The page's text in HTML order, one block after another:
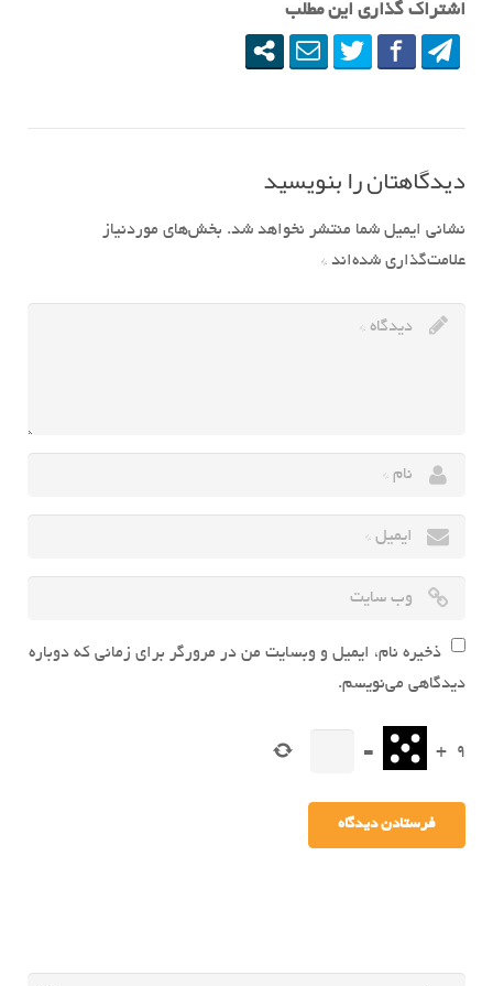
اشتراک گذاری این مطلب
دیدگاهتان را بنویسید
نشانی ایمیل شما منتشر نخواهد شد. بخش‌های موردنیاز
علامت‌گذاری شده‌اند *
ذخیره نام، ایمیل و وبسایت من در مرورگر برای زمانی که دوباره
دیدگاهی می‌نویسم.
9
+
=